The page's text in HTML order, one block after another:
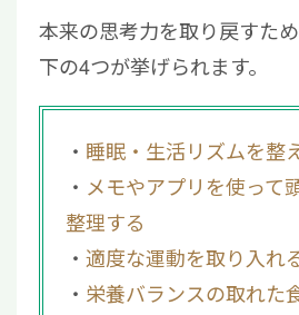
本来の思考力を取り戻すた
下の4つが挙げられます。
睡眠・生活リズムを整
メモやアプリを使って
整理する
適度な運動を取り入れ
栄養バランスの取れた